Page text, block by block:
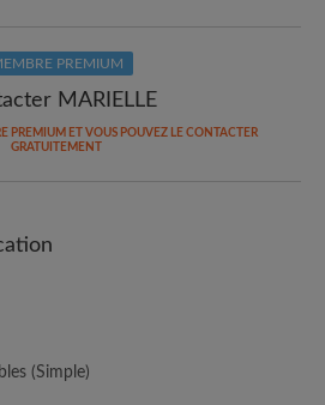
PREMIUM
MARIELLE
PREMIUM ET VOUS POUVEZ LE CONTACTER
GRATUITEMENT
(Simple)